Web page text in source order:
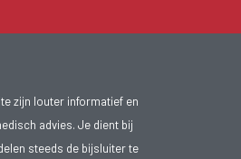
zijn louter informatief en
advies. Je dient bij
steeds de bijsluiter te